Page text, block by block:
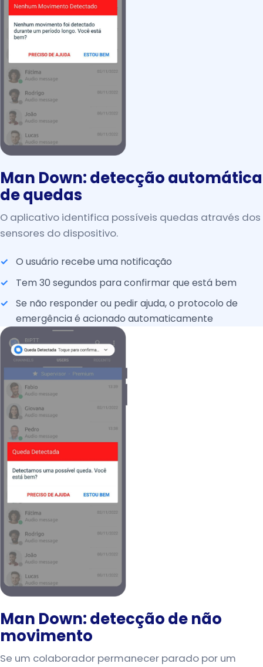
Man Down: detecção automática
de quedas
O aplicativo identifica possíveis quedas através dos
sensores do dispositivo.
O usuário recebe uma notificação
Tem 30 segundos para confirmar que está bem
Se não responder ou pedir ajuda, o protocolo de
emergência é acionado automaticamente
Man Down: detecção de não
movimento
Se um colaborador permanecer parado por um